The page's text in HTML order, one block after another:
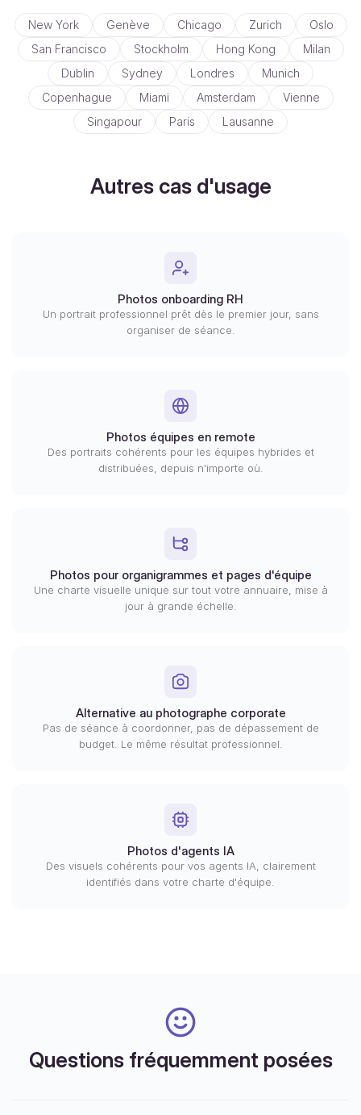
New York Genève Chicago Zurich
Oslo
San Francisco
Stockholm Hong Kong
Milan
Dublin
Sydney Londres
Munich
Copenhague
Miami Amsterdam
Vienne
Singapour
Paris Lausanne
Autres cas d'usage
Photos onboarding RH
Un portrait professionnel prêt dès le premier jour, sans
organiser de séance.
Photos équipes en remote
Des portraits cohérents pour les équipes hybrides et
distribuées, depuis n'importe où.
Photos pour organigrammes et pages d'équipe
Une charte visuelle unique sur tout votre annuaire, mise à
jour à grande échelle.
Alternative au photographe corporate
Pas de séance à coordonner, pas de dépassement de
budget. Le même résultat professionnel.
Photos d'agents IA
Des visuels cohérents pour vos agents IA, clairement
identifiés dans votre charte d'équipe.
Questions fréquemment posées